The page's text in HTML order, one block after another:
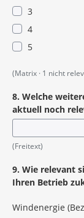
3
4
5
(Matrix · 1 nicht
8. Welche
aktuell noch
(Freitext)
9. Wie relevant
Ihren Betrieb
Windenergie